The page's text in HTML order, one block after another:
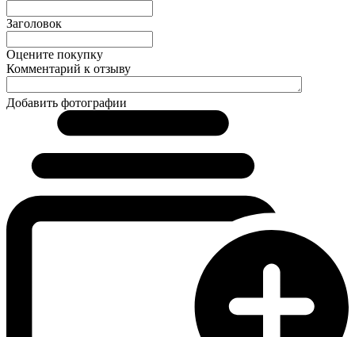
Заголовок
Оцените покупку
Комментарий к отзыву
Добавить фотографии